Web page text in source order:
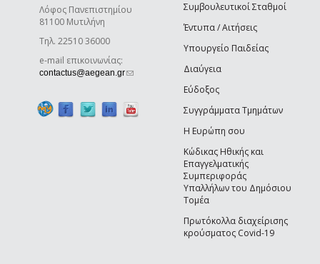
Λόφος Πανεπιστημίου
81100 Μυτιλήνη
Τηλ. 22510 36000
e-mail επικοινωνίας:
contactus@aegean.gr(link sends e-mail)
Συμβουλευτικοί Σταθμοί
Έντυπα / Αιτήσεις
Υπουργείο Παιδείας
Διαύγεια
Εύδοξος
Συγγράμματα Τμημάτων
Η Ευρώπη σου
Κώδικας Ηθικής και
Επαγγελματικής
Συμπεριφοράς
Υπαλλήλων του Δημόσιου
Τομέα
Πρωτόκολλα διαχείρισης
κρούσματος Covid-19